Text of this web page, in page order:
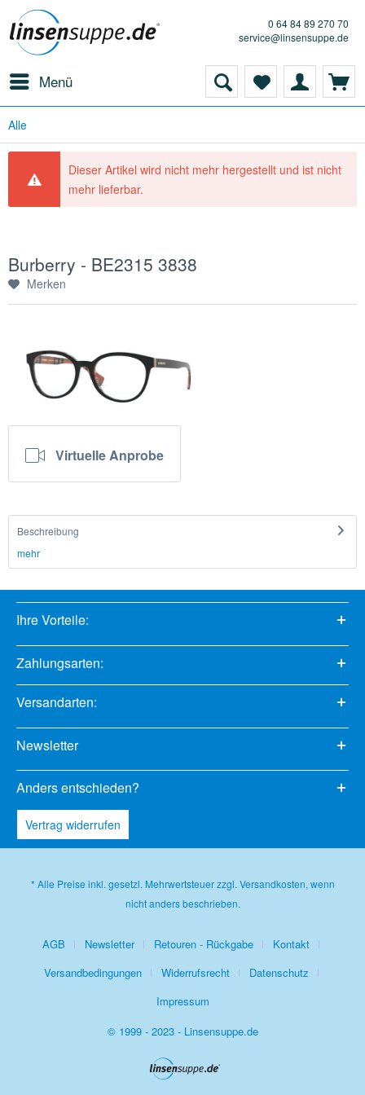
0 64 84 89 270 70
service@linsensuppe.de
Menü
Alle
Dieser Artikel wird nicht mehr hergestellt und ist nicht
mehr lieferbar.
Burberry - BE2315 3838
Merken
Virtuelle Anprobe
Beschreibung
mehr
Ihre Vorteile:
Zahlungsarten:
Versandarten:
Newsletter
Anders entschieden?
Vertrag widerrufen
* Alle Preise inkl. gesetzl. Mehrwertsteuer zzgl. Versandkosten, wenn
nicht anders beschrieben.
AGB Newsletter Retouren - Rückgabe
Kontakt
Versandbedingungen
Widerrufsrecht
Datenschutz
Impressum
© 1999 - 2023 - Linsensuppe.de